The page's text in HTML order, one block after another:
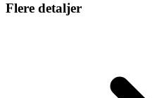
Flere detaljer